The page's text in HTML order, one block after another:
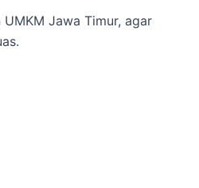
Jawa Timur, agar